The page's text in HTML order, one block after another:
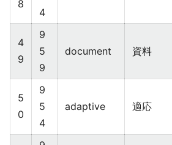
8
4
4
9
9
5
9
document 資料
5
0
9
5
4
adaptive 適応